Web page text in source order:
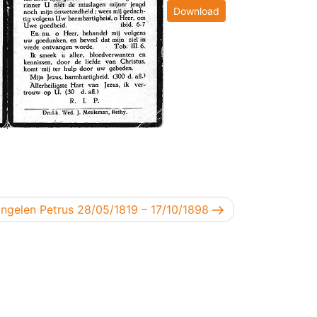
Download
bericht
Petrus 28/05/1819 – 17/10/1898